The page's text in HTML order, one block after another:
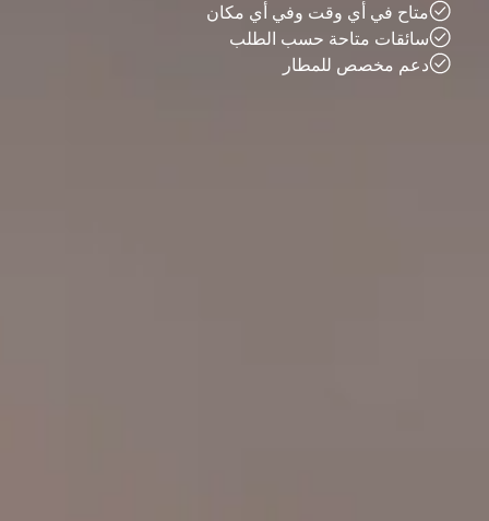
متاح في أي وقت وفي أي مكان
سائقات متاحة حسب الطلب
دعم مخصص للمطار